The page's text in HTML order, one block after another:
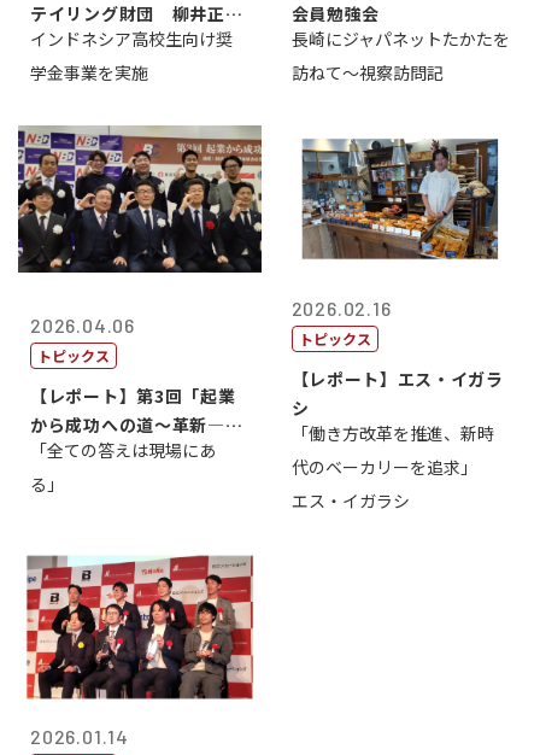
テイリング財団 柳井正
理事長
インドネシア高校生向け奨
学金事業を実施
会員勉強会
長崎にジャパネットたかたを
訪ねて～視察訪問記
2026.04.06
トピックス
【レポート】第3回「起業
から成功への道～革新―挑
戦の先にある...
「全ての答えは現場にあ
る」
2026.02.16
トピックス
【レポート】エス・イガラ
シ
「働き方改革を推進、新時
代のベーカリーを追求」
エス・イガラシ
2026.01.14